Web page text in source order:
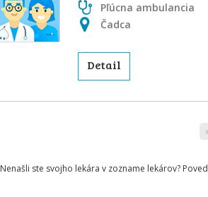
Pľúcna ambulancia
Čadca
Detail
Nenašli ste svojho lekára v zozname lekárov?